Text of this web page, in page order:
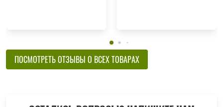
ПОСМОТРЕТЬ ОТЗЫВЫ О ВСЕХ ТОВАРАХ